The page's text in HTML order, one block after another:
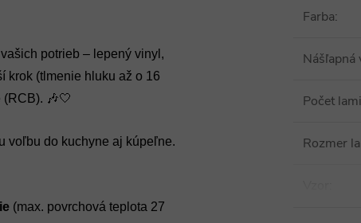
potrieb – lepený vinyl,
krok (tlmenie hluku až o 16
🎶🤍
voľbu do kuchyne aj kúpeľne.
(max. povrchová teplota 27
Farba:
Nášľapná
Počet
Rozmer